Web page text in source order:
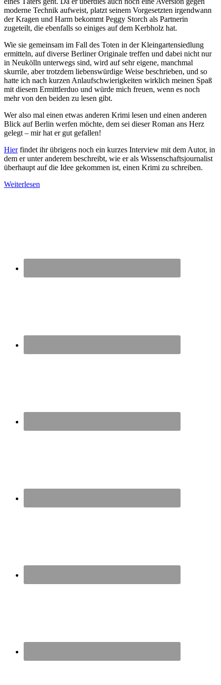
moderne Technik aufweist, platzt seinem Vorgesetzten irgendwann
der Kragen und Harm bekommt Peggy Storch als Partnerin
zugeteilt, die ebenfalls so einiges auf dem Kerbholz hat.
Wie sie gemeinsam im Fall des Toten in der Kleingartensiedlung
ermitteln, auf diverse Berliner Originale treffen und dabei nicht nur
in Neukölln unterwegs sind, wird auf sehr eigene, manchmal
skurrile, aber trotzdem liebenswürdige Weise beschrieben, und so
hatte ich nach kurzen Anlaufschwierigkeiten wirklich meinen Spaß
mit diesem Ermittlerduo und würde mich freuen, wenn es noch
mehr von den beiden zu lesen gibt.
Wer also mal einen etwas anderen Krimi lesen und einen anderen
Blick auf Berlin werfen möchte, dem sei dieser Roman ans Herz
gelegt – mir hat er gut gefallen!
Hierfindet ihr übrigens noch ein kurzes Interview mit dem Autor, in
dem er unter anderem beschreibt, wie er als Wissenschaftsjournalist
überhaupt auf die Idee gekommen ist, einen Krimi zu schreiben.
Weiterlesen